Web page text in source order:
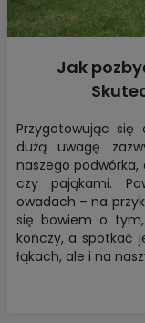
Jak
Przygotowując
dużą uwagę
naszego
czy pająkami.
owadach – na
się bowiem o
kończy, a spotkać
łąkach, ale i na